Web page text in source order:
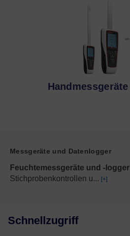
Handmessgeräte
Messgeräte und Datenlogger
Feuchtemessgeräte und -logger
Stichprobenkontrollen u... [+]
Schnellzugriff